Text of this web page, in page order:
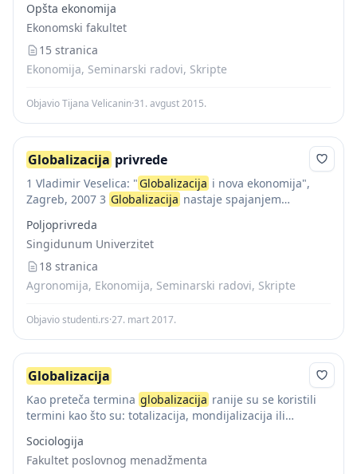
''univerzalizaciju'', ''internacionalizaciju''...
Konvencionalna definicija...
Opšta ekonomija
Ekonomski fakultet
15 stranica
Ekonomija, Seminarski radovi, Skripte
Objavio Tijana Velicanin·31. avgust 2015.
Globalizacija privrede
1 Vladimir Veselica: " Globalizacija i nova ekonomija",
Zagreb, 2007 3 Globalizacija nastaje spajanjem
Iznad svega, uzrok globalizacije predstavlja razvoj
informacione i komunikacione tehnologije koja...
Poljoprivreda
Singidunum Univerzitet
18 stranica
Agronomija, Ekonomija, Seminarski radovi, Skripte
Objavio studenti.rs·27. mart 2017.
Globalizacija
Kao preteča termina globalizacija ranije su se koristili
termini kao što su: totalizacija, mondijalizacija ili
pokušavaju da poistovjete globalizaciju i stvaranje novog
svjetskog poretka, kao da...
Sociologija
Fakultet poslovnog menadžmenta